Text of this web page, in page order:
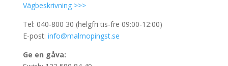
Vägbeskrivning >>>
Tel: 040-800 30 (helgfri tis-fre 09:00-12:00)
E-post: info@malmopingst.se
Ge en gåva: